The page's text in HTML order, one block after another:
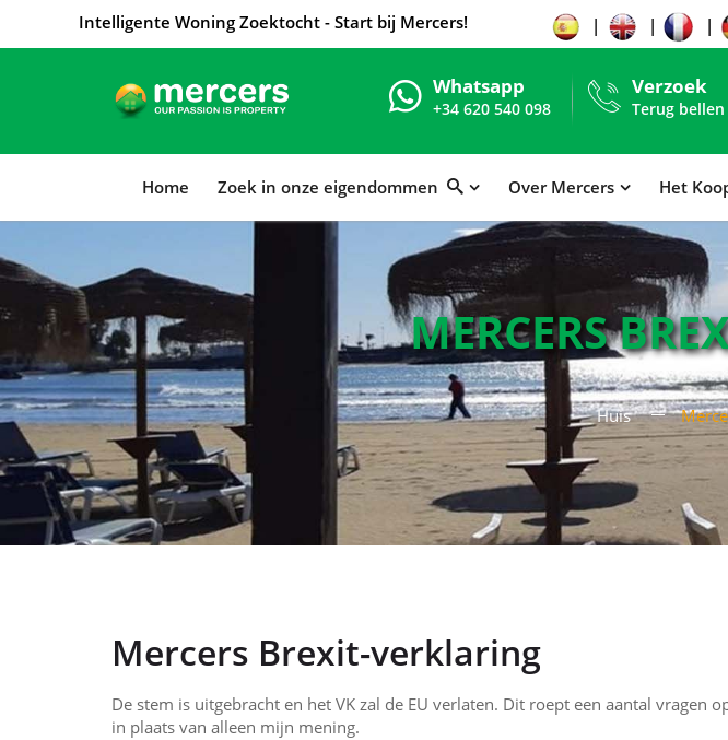
Intelligente Woning Zoektocht - Start bij Mercers!
Whatsapp
+34 620 540 098
Verzoek
Terug bellen
Home Zoek in onze eigendommen Over Mercers Het
MERCERS
Huis
Mercers Brexit-verklaring
De stem is uitgebracht en het VK zal de EU verlaten. Dit roept een aantal
in plaats van alleen mijn mening.